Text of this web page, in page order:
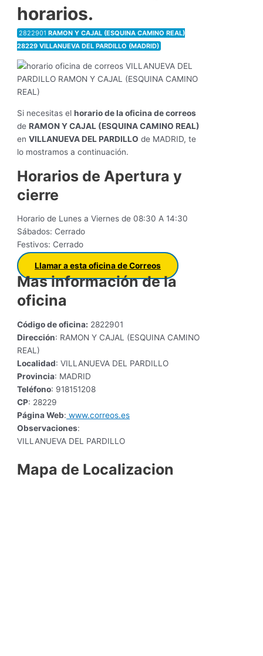
horarios.
2822901RAMON Y CAJAL (ESQUINA CAMINO REAL)
28229 VILLANUEVA DEL PARDILLO (MADRID)
Si necesitas elhorario de la oficina de correos
deRAMON Y CAJAL (ESQUINA CAMINO REAL)
enVILLANUEVA DEL PARDILLO de MADRID, te
lo mostramos a continuación.
Horarios de Apertura y
cierre
Horario de Lunes a Viernes de 08:30 A 14:30
Sábados: Cerrado
Festivos: Cerrado
Llamar a esta oficina de Correos
Mas información de la
oficina
Código de oficina: 2822901
Dirección: RAMON Y CAJAL (ESQUINA CAMINO
REAL)
Localidad: VILLANUEVA DEL PARDILLO
Provincia: MADRID
Teléfono: 918151208
CP: 28229
Página Web: www.correos.es
Observaciones:
VILLANUEVA DEL PARDILLO
Mapa de Localizacion